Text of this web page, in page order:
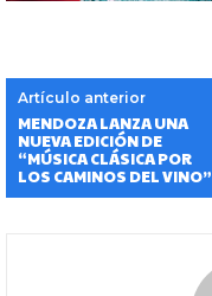
Artículo anterior
MENDOZA LANZA UNA
NUEVA EDICIÓN DE
“MÚSICA CLÁSICA POR
LOS CAMINOS DEL VINO”